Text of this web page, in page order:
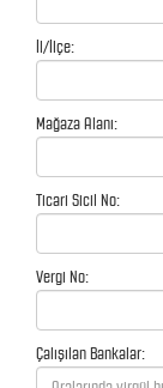
İl/İlçe:
Mağaza Alanı:
Ticari Sicil No:
Vergi No:
Çalışılan Bankalar: